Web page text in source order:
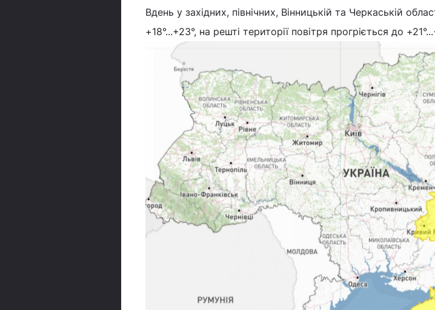
Вдень у західних, північних, Вінницькій та Черкаській
+18°...+23°, на решті території повітря прогріється до